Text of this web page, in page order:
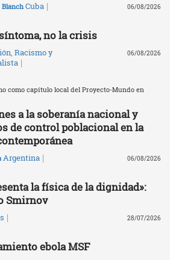
Blanch Cuba | 06/08/2026
no la crisis
, Racismo y
|
06/08/2026
como capítulo local del Proyecto-Mundo en
a la soberanía nacional y
de control poblacional en la
Argentina | 06/08/2026
la física de la dignidad»:
Smirnov
| 28/07/2026
ebola MSF